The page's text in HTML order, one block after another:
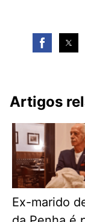
Artigos
Ex-marido